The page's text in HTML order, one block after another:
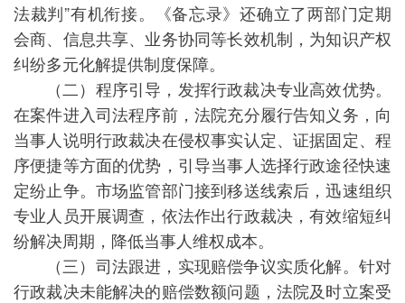
法裁判”有机衔接。《备忘录》还确立了两部门定期
会商、信息共享、业务协同等长效机制，为知识产权
纠纷多元化解提供制度保障。
（二）程序引导，发挥行政裁决专业高效优势。
在案件进入司法程序前，法院充分履行告知义务，向
当事人说明行政裁决在侵权事实认定、证据固定、程
序便捷等方面的优势，引导当事人选择行政途径快速
定纷止争。市场监管部门接到移送线索后，迅速组织
专业人员开展调查，依法作出行政裁决，有效缩短纠
纷解决周期，降低当事人维权成本。
（三）司法跟进，实现赔偿争议实质化解。针对
行政裁决未能解决的赔偿数额问题，法院及时立案受